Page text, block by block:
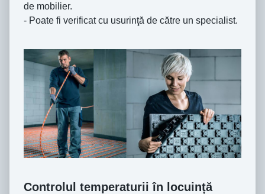
de mobilier.
- Poate fi verificat cu usurinţă de către un specialist.
Controlul temperaturii în locuință